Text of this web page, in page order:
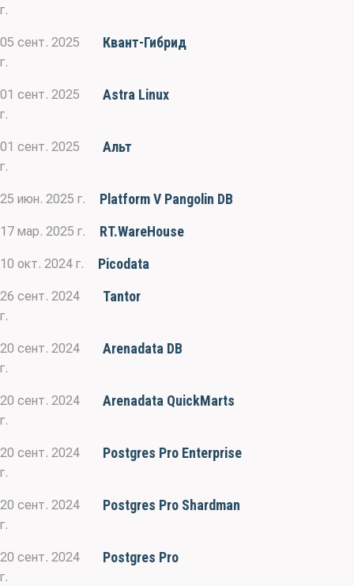
г.
05 сент. 2025
г.
Квант-Гибрид
01 сент. 2025
г.
Astra Linux
01 сент. 2025
г.
Альт
25 июн. 2025 г. Platform V Pangolin DB
17 мар. 2025 г. RT.WareHouse
10 окт. 2024 г. Picodata
26 сент. 2024
г.
Tantor
20 сент. 2024
г.
Arenadata DB
20 сент. 2024
г.
Arenadata QuickMarts
20 сент. 2024
г.
Postgres Pro Enterprise
20 сент. 2024
г.
Postgres Pro Shardman
20 сент. 2024
г.
Postgres Pro